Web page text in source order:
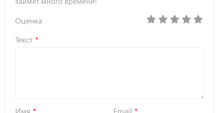
Оценка
Текст